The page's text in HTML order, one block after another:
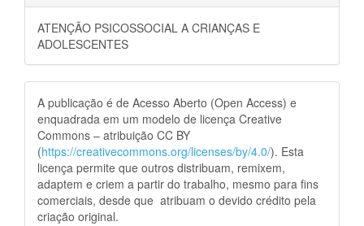
ATENÇÃO PSICOSSOCIAL A CRIANÇAS E
ADOLESCENTES
A publicação é de Acesso Aberto (Open Access) e
enquadrada em um modelo de licença Creative
Commons – atribuição CC BY
(https://creativecommons.org/licenses/by/4.0/). Esta
licença permite que outros distribuam, remixem,
adaptem e criem a partir do trabalho, mesmo para fins
comerciais, desde que atribuam o devido crédito pela
criação original.